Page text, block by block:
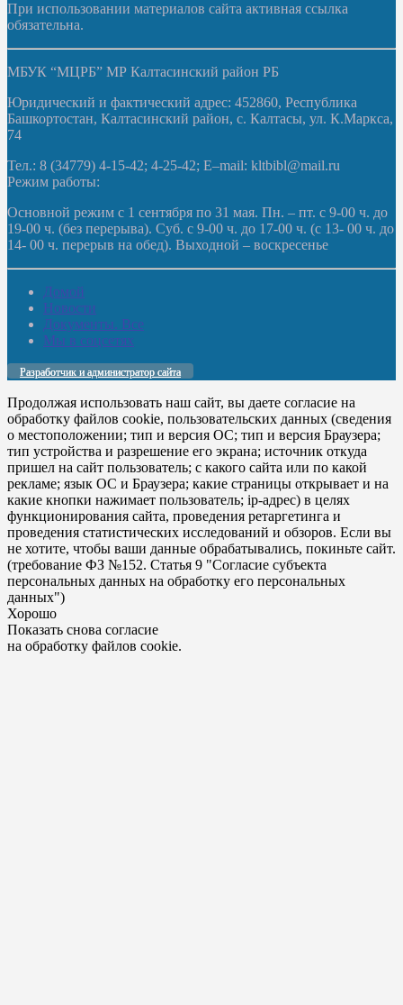
При использовании материалов сайта активная ссылка
обязательна.
МБУК “МЦРБ” МР Калтасинский район РБ
Юридический и фактический адрес: 452860, Республика
Башкортостан, Калтасинский район, с. Калтасы, ул. К.Маркса,
74
Тел.: 8 (34779) 4-15-42; 4-25-42; E–mail: kltbibl@mail.ru
Режим работы:
Основной режим с 1 сентября по 31 мая. Пн. – пт. с 9-00 ч. до
19-00 ч. (без перерыва). Суб. с 9-00 ч. до 17-00 ч. (с 13- 00 ч. до
14- 00 ч. перерыв на обед). Выходной – воскресенье
Домой
Новости
Документы. Все
Мы в соцсетях
Разработчик и администратор сайта
Продолжая использовать наш сайт, вы даете согласие на
обработку файлов cookie, пользовательских данных (сведения
о местоположении; тип и версия ОС; тип и версия Браузера;
тип устройства и разрешение его экрана; источник откуда
пришел на сайт пользователь; с какого сайта или по какой
рекламе; язык ОС и Браузера; какие страницы открывает и на
какие кнопки нажимает пользователь; ip-адрес) в целях
функционирования сайта, проведения ретаргетинга и
проведения статистических исследований и обзоров. Если вы
не хотите, чтобы ваши данные обрабатывались, покиньте сайт.
(требование ФЗ №152. Статья 9 "Согласие субъекта
персональных данных на обработку его персональных
данных")
Хорошо
Показать снова согласие
на обработку файлов cookie.